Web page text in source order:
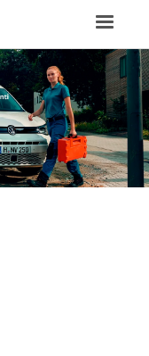
FORSIDE
NYE
NYE VAREBILER
Toggle